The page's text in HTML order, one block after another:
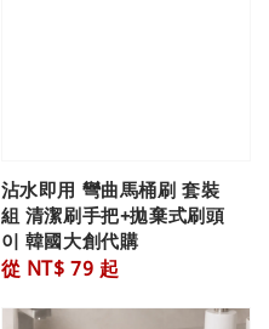
沾水即用 彎曲馬桶刷 套裝
組 清潔刷手把+拋棄式刷頭
이 韓國大創代購
Regular
從 NT$ 79 起